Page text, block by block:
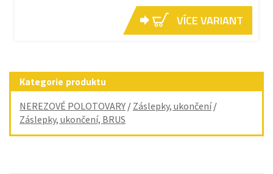
VÍCE VARIANT
Kategorie produktu
NEREZOVÉ POLOTOVARY / Záslepky, ukončení/
Záslepky, ukončení, BRUS